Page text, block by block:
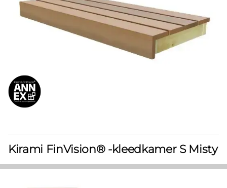
Kirami FinVision® -kleedkamer S Misty